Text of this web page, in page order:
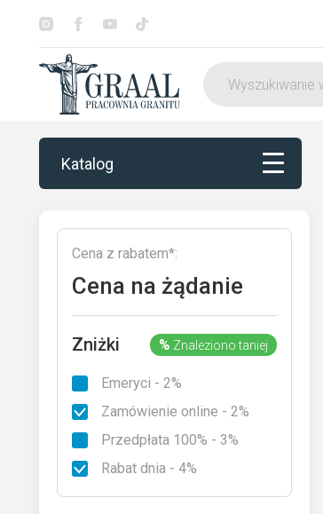
Katalog
Katalog
Otoczenie nagrobka
Rodzaje granitu
Cena z rabatem*:
Cena na żądanie
Zniżki % Znaleziono taniej
Emeryci - 2%
Zamówienie online - 2%
Przedpłata 100% - 3%
Rabat dnia - 4%